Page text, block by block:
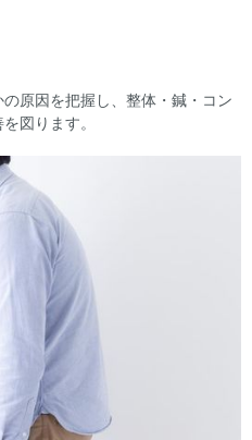
原因を把握し、整体・鍼・コン
図ります。